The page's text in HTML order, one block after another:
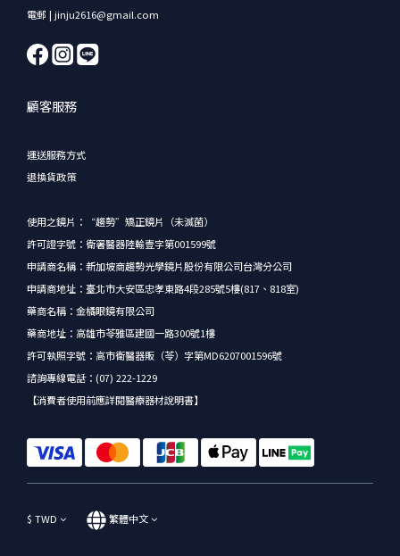
電郵 | jinju2616@gmail.com
顧客服務
運送服務方式
退換貨政策
使用之鏡片：“趨勢”矯正鏡片（未滅菌）
許可證字號：衛署醫器陸輸壹字第001599號
申請商名稱：新加坡商趨勢光學鏡片股份有限公司台灣分公司
申請商地址：臺北市大安區忠孝東路4段285號5樓(817、818室)
藥商名稱：金橘眼鏡有限公司
藥商地址：高雄市苓雅區建國一路300號1樓
許可執照字號：高市衛醫器販（苓）字第MD6207001596號
諮詢專線電話：(07) 222-1229
【消費者使用前應詳閱醫療器材說明書】
$ TWD 繁體中文